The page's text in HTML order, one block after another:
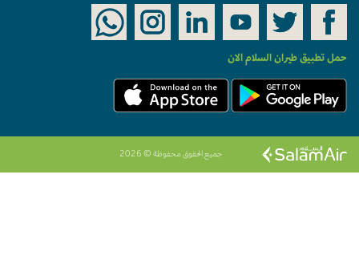
حمل تطبيق طيران السلام الان
جميع الحقوق محفوظة © 2026